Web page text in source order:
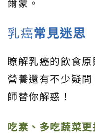
乳癌常見迷思
瞭解乳癌的飲食
營養還有不少疑
師替你解惑！
吃素、多吃蔬菜更